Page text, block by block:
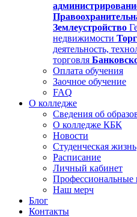
Землеустройство
недвижимости
деятельность,
торговля
Оплата обучения
Заочное обучение
FAQ
О колледже
Сведения об
О колледже КБК
Новости
Студенческая жизнь
Расписание
Личный кабинет
Профессиональные
Наш мерч
Блог
Контакты